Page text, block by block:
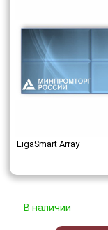
LigaSmart Array
В наличии